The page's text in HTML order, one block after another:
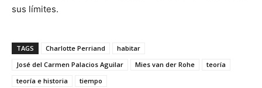
sus límites.
TAGS Charlotte Perriand
habitar
José del Carmen Palacios Aguilar
Mies van der Rohe
teoría
teoría e historia
tiempo